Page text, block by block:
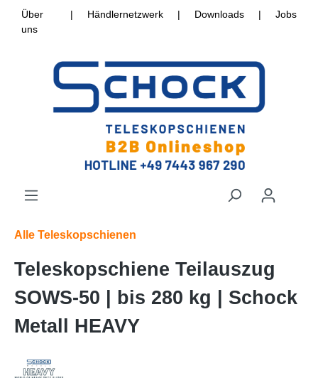
Über
uns
| Händlernetzwerk | Downloads | Jobs
Alle Teleskopschienen
Teleskopschiene Teilauszug
SOWS-50 | bis 280 kg | Schock
Metall HEAVY